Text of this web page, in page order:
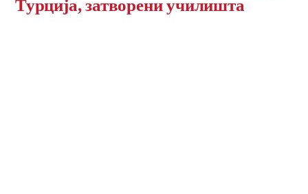
Турција, затворени училишта